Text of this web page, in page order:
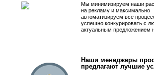
Мы минимизируем наши
на рекламу и максимально
автоматизируем все
успешно конкурировать с
актуальным предложением
Наши менеджеры
предлагают лучшие